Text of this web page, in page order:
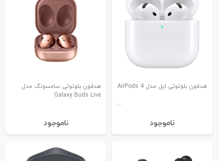
هدفون بلوتوثی اپل مدل AirPods 4
نا‌موجود
هدفون بلوتوثی سامسونگ مدل
Galaxy Buds Live
نا‌موجود